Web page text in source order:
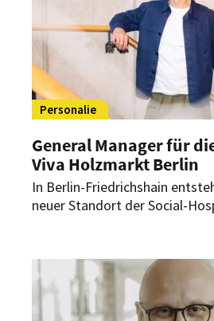
Personalie
General Manager für
Viva Holzmarkt Berlin
In Berlin-Friedrichshain
neuer Standort der Social-
Gästehauses am Holzmarkt.